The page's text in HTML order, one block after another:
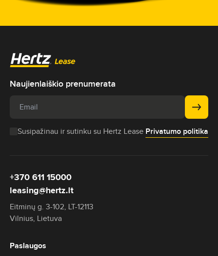
Naujienlaiškio prenumerata
Susipažinau ir sutinku su Hertz Lease Privatumo politika
+370 611 15000
leasing@hertz.lt
Eitminų g. 3-102, LT-12113
Vilnius, Lietuva
Paslaugos